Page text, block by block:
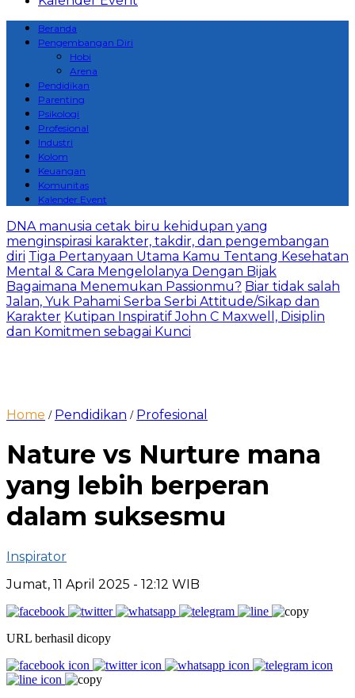
Beranda
Pengembangan Diri
Hobi
Arena
Pendidikan
Parenting
Psikologi
Profesional
Industri
Kolom
Keuangan
Komunitas
Kalender Event
DNA manusia cetak biru kehidupan yang
menginspirasi karakter, takdir, dan pengembangan
diri Tiga Pertanyaan Utama Kamu Tentang Kesehatan
Mental & Cara Mengelolanya Dengan Bijak
Bagaimana Menemukan Passionmu? Biar tidak salah
Jalan, Yuk Pahami Serba Serbi Attitude/Sikap dan
Karakter Kutipan Inspiratif John C Maxwell, Disiplin
dan Komitmen sebagai Kunci
Home / Pendidikan / Profesional
Nature vs Nurture mana
yang lebih berperan
dalam suksesmu
Inspirator
Jumat, 11 April 2025 - 12:12 WIB
URL berhasil dicopy